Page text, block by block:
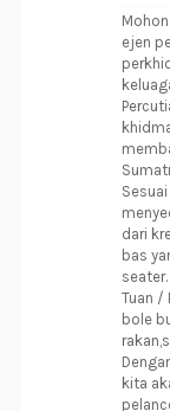
ejen
dari
bas
seater.
Tuan /
bole
kita